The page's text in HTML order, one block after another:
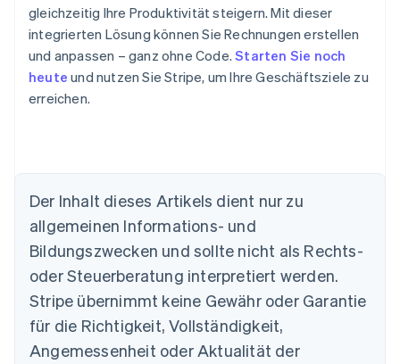
gleichzeitig Ihre Produktivität steigern. Mit dieser
integrierten Lösung können Sie Rechnungen erstellen
und anpassen – ganz ohne Code.Starten Sie noch
heute und nutzen Sie Stripe, um Ihre Geschäftsziele zu
erreichen.
Der Inhalt dieses Artikels dient nur zu
allgemeinen Informations- und
Bildungszwecken und sollte nicht als Rechts-
oder Steuerberatung interpretiert werden.
Stripe übernimmt keine Gewähr oder Garantie
für die Richtigkeit, Vollständigkeit,
Angemessenheit oder Aktualität der
Australien
Belgien
NederlandsFrançaisDeutschEnglish
PortuguêsEnglish
Bulgarien
English
Dänemark
English
Deutschland